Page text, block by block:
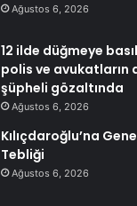
Ağustos 6, 2026
12 ilde düğmeye
polis ve avukatların
şüpheli gözaltında
Ağustos 6, 2026
Kılıçdaroğlu’na
Tebliği
Ağustos 6, 2026